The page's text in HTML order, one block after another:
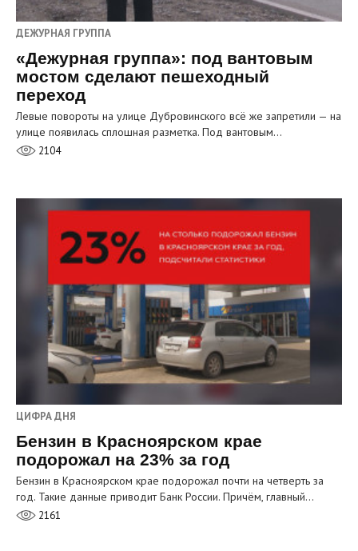
ДЕЖУРНАЯ ГРУППА
«Дежурная группа»: под вантовым
мостом сделают пешеходный
переход
Левые повороты на улице Дубровинского всё же запретили — на
улице появилась сплошная разметка. Под вантовым…
2104
ЦИФРА ДНЯ
Бензин в Красноярском крае
подорожал на 23% за год
Бензин в Красноярском крае подорожал почти на четверть за
год. Такие данные приводит Банк России. Причём, главный…
2161